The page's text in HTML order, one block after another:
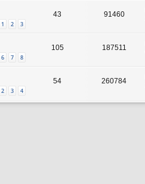
1 2 3
43 91460
6 7 8
105 187511
2 3 4
54 260784